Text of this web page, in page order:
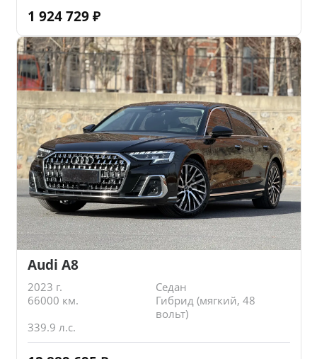
1 924 729 ₽
Audi A8
2023 г.
Седан
66000 км.
Гибрид (мягкий, 48
вольт)
339.9 л.с.